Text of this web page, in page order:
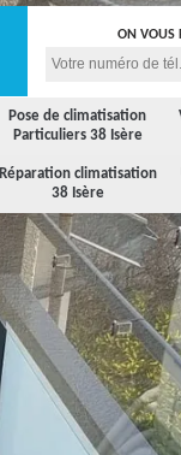
Pose de climatisation
Particuliers 38 Isère
Réparation climatisation
38 Isère
ON VOUS